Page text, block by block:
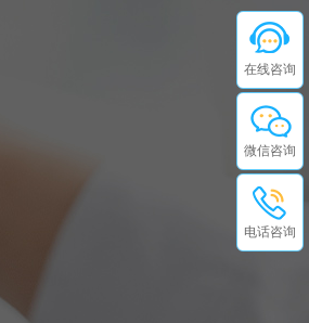
在线咨询
微信咨询
电话咨询